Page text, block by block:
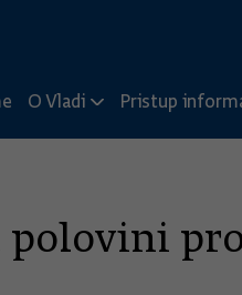
O Vladi Pristup